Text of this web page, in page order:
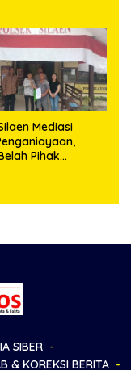
Mediasi
Pihak
SIBER
& KOREKSI BERITA